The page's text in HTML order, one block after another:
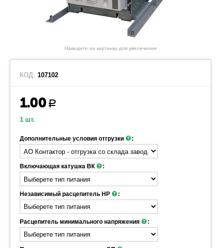
Наведите на картинку для увеличения
КОД: 107102
1.00 Р
1 шт.
Дополнительные условия отгрузки :
Включающая катушка ВК :
Независимый расцепитель НР :
Расцепитель минимального напряжения :